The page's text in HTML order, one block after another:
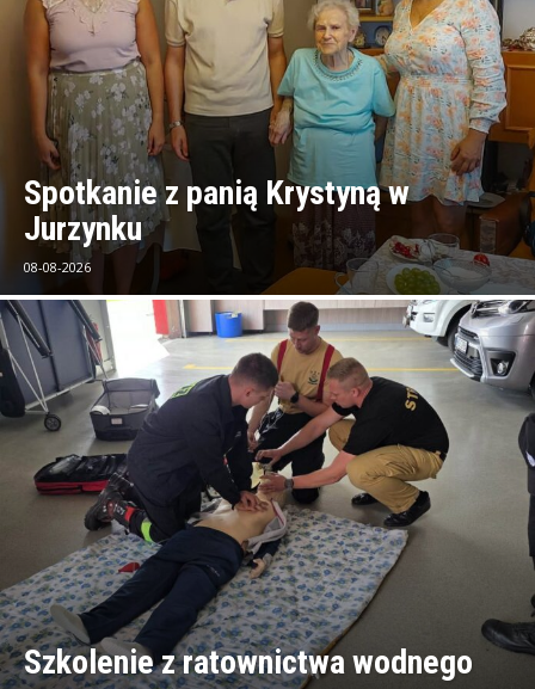
Spotkanie z panią Krystyną w
Jurzynku
08-08-2026
Szkolenie z ratownictwa wodnego